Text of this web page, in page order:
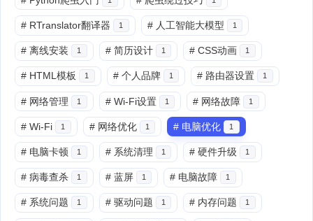
# RTranslator翻译器 1 # 人工智能大模型 1
# 离线安装 1 # 简历设计 1 # CSS动画 1
# HTML模板 1 # 个人品牌 1 # 路由器设置 1
# 网络管理 1 # Wi-Fi设置 1 # 网络故障 1
# Wi-Fi 1 # 网络优化 1 # 电脑优化 1
# 电脑卡顿 1 # 系统清理 1 # 硬件升级 1
# 病毒查杀 1 # 蓝屏 1 # 电脑故障 1
# 系统问题 1 # 驱动问题 1 # 内存问题 1